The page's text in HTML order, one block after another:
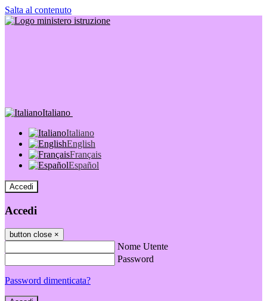
Salta al contenuto
Italiano
Italiano
English
Français
Español
Accedi
Accedi
button close ×
Nome Utente
Password
Password dimenticata?